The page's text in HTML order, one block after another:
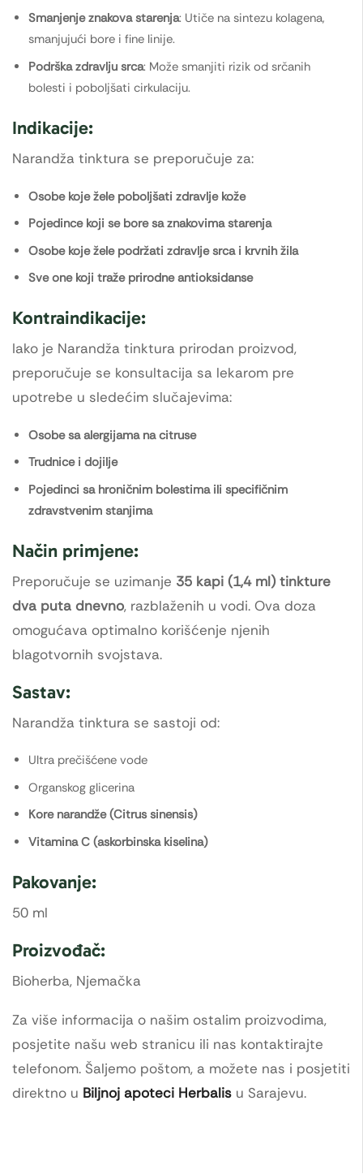
Smanjenje znakova starenja: Utiče na sintezu kolagena,
smanjujući bore i fine linije.
Podrška zdravlju srca: Može smanjiti rizik od srčanih
bolesti i poboljšati cirkulaciju.
Indikacije:
Narandža tinktura se preporučuje za:
Osobe koje žele poboljšati zdravlje kože
Pojedince koji se bore sa znakovima starenja
Osobe koje žele podržati zdravlje srca i krvnih žila
Sve one koji traže prirodne antioksidanse
Kontraindikacije:
Iako je Narandža tinktura prirodan proizvod,
preporučuje se konsultacija sa lekarom pre
upotrebe u sledećim slučajevima:
Osobe sa alergijama na citruse
Trudnice i dojilje
Pojedinci sa hroničnim bolestima ili specifičnim
zdravstvenim stanjima
Način primjene:
Preporučuje se uzimanje 35 kapi (1,4 ml) tinkture
dva puta dnevno, razblaženih u vodi. Ova doza
omogućava optimalno korišćenje njenih
blagotvornih svojstava.
Sastav:
Narandža tinktura se sastoji od:
Ultra prečišćene vode
Organskog glicerina
Kore narandže (Citrus sinensis)
Vitamina C (askorbinska kiselina)
Pakovanje:
50 ml
Proizvođač:
Bioherba, Njemačka
Za više informacija o našim ostalim proizvodima,
posjetite našu web stranicu ili nas kontaktirajte
telefonom. Šaljemo poštom, a možete nas i posjetiti
direktno u Biljnoj apoteci Herbalis u Sarajevu.